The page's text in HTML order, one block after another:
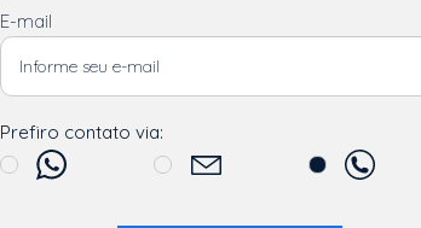
E-mail
Prefiro contato via: